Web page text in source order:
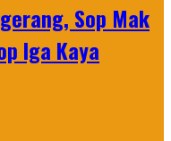
Sop Mak
Iga Kaya